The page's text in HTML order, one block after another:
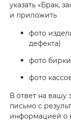
указать «Брак,
и приложить
фото
дефекта)
фото
фото
В ответ на вашу
письмо с
информацией о